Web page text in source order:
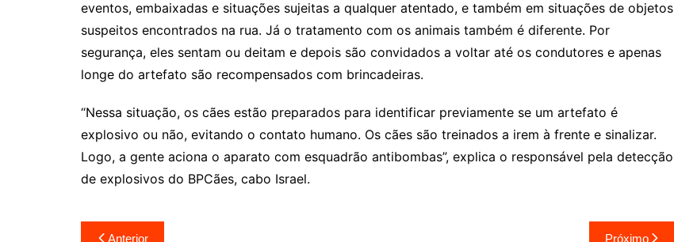
eventos, embaixadas e situações sujeitas a qualquer atentado, e também em situações de objetos
suspeitos encontrados na rua. Já o tratamento com os animais também é diferente. Por
segurança, eles sentam ou deitam e depois são convidados a voltar até os condutores e apenas
longe do artefato são recompensados com brincadeiras.
“Nessa situação, os cães estão preparados para identificar previamente se um artefato é
explosivo ou não, evitando o contato humano. Os cães são treinados a irem à frente e sinalizar.
Logo, a gente aciona o aparato com esquadrão antibombas”, explica o responsável pela detecção
de explosivos do BPCães, cabo Israel.
Navegação
Anterior Próximo